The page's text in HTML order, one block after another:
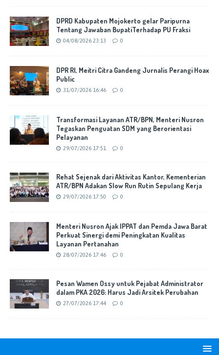
DPRD Kabupaten Mojokerto gelar Paripurna
Tentang Jawaban BupatiTerhadap PU Fraksi
04/08/2026 23:13 0
DPR RI, Meitri Citra Gandeng Jurnalis Perangi Hoax
Public
31/07/2026 16:46 0
Transformasi Layanan ATR/BPN, Menteri Nusron
Tegaskan Penguatan SDM yang Berorientasi
Pelayanan
29/07/2026 17:51 0
Rehat Sejenak dari Aktivitas Kantor, Kementerian
ATR/BPN Adakan Slow Run Rutin Sepulang Kerja
29/07/2026 17:50 0
Menteri Nusron Ajak IPPAT dan Pemda Jawa Barat
Perkuat Sinergi demi Peningkatan Kualitas
Layanan Pertanahan
28/07/2026 17:46 0
Pesan Wamen Ossy untuk Pejabat Administrator
dalam PKA 2026: Harus Jadi Arsitek Perubahan
27/07/2026 17:44 0